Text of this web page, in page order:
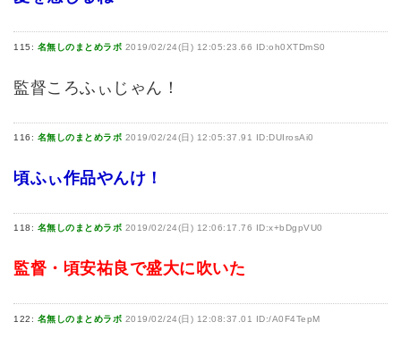
115: 名無しのまとめラボ 2019/02/24(日) 12:05:23.66 ID:oh0XTDmS0
監督ころふぃじゃん！
116: 名無しのまとめラボ 2019/02/24(日) 12:05:37.91 ID:DUIrosAi0
頃ふぃ作品やんけ！
118: 名無しのまとめラボ 2019/02/24(日) 12:06:17.76 ID:x+bDgpVU0
監督・頃安祐良で盛大に吹いた
122: 名無しのまとめラボ 2019/02/24(日) 12:08:37.01 ID:/A0F4TepM